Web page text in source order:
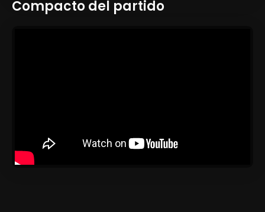
Compacto del partido